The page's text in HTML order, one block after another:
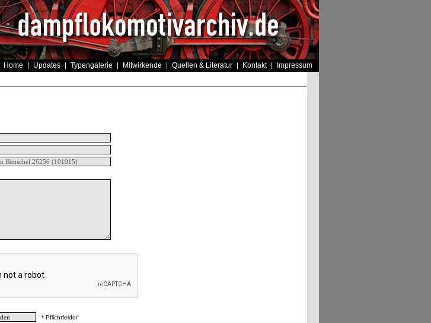
Home Updates Typengalerie Mitwirkende Quellen & Literatur Kontakt Impressum
* Pflichtfelder